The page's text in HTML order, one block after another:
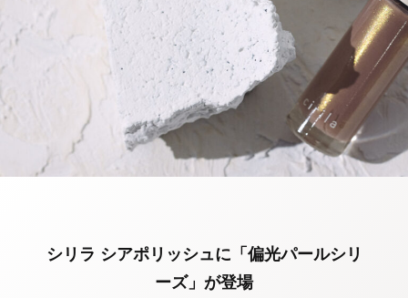
シリラ シアポリッシュに「偏光パールシリ
ーズ」が登場